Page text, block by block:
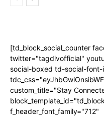
[td_block_social_counter
twitter="tagdivofficial"
social-boxed td-social-font-
custom_title="Stay
f_header_font_family="712"